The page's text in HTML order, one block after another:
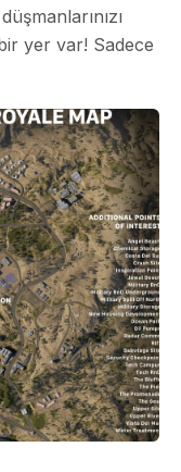
yer var! Sadece